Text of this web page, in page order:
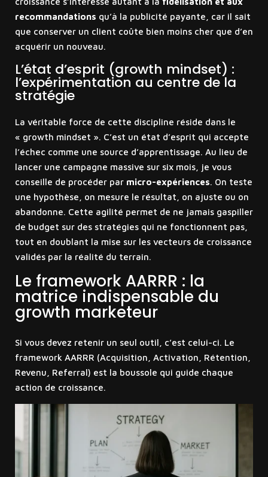
recommandations qu’à la publicité payante, car il sait
que conserver un client coûte bien moins cher que d’en
acquérir un nouveau.
L’état d’esprit (growth mindset) :
l’expérimentation au centre de la
stratégie
La véritable force de cette discipline réside dans le
« growth mindset ». C’est un état d’esprit qui accepte
l’échec comme une source d’apprentissage. Au lieu de
lancer une campagne massive sur six mois, je vous
conseille de procéder par micro-expériences. On teste
une hypothèse, on mesure le résultat, on ajuste ou on
abandonne. Cette agilité permet de ne jamais gaspiller
de budget sur des stratégies qui ne fonctionnent pas,
tout en doublant la mise sur les vecteurs de croissance
validés par la réalité du terrain.
Le framework AARRR : la
matrice indispensable du
growth marketeur
Si vous devez retenir un seul outil, c’est celui-ci. Le
framework AARRR (Acquisition, Activation, Rétention,
Revenu, Referral) est la boussole qui guide chaque
action de croissance.